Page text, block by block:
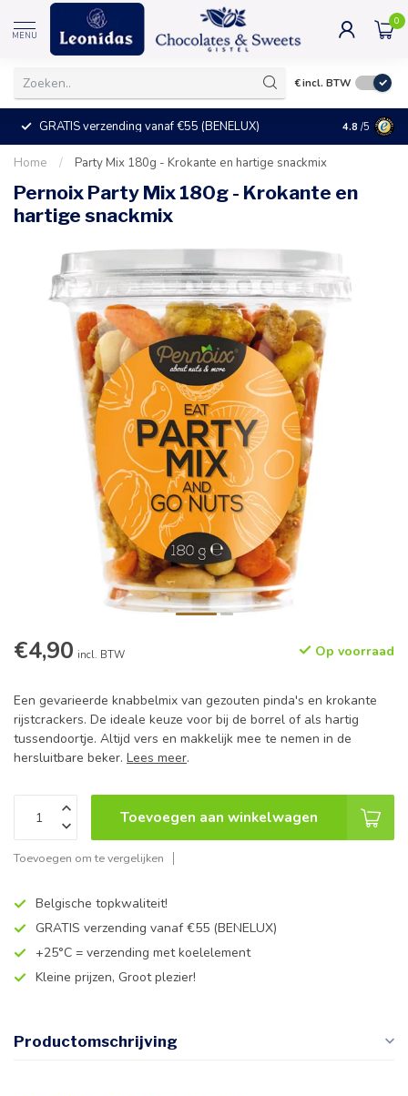
MENU
0
€incl. BTW
GRATIS verzending vanaf €55 (BENELUX) +25°C =
4.8 /5
Home / Party Mix 180g - Krokante en hartige snackmix
Pernoix Party Mix 180g - Krokante en
hartige snackmix
€4,90 incl. BTW Op voorraad
Een gevarieerde knabbelmix van gezouten pinda's en krokante
rijstcrackers. De ideale keuze voor bij de borrel of als hartig
tussendoortje. Altijd vers en makkelijk mee te nemen in de
hersluitbare beker. Lees meer.
Toevoegen aan winkelwagen
Toevoegen om te vergelijken
Belgische topkwaliteit!
GRATIS verzending vanaf €55 (BENELUX)
+25°C = verzending met koelelement
Kleine prijzen, Groot plezier!
Productomschrijving